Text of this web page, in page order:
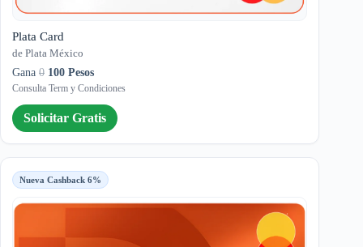
Plata Card
de Plata México
Gana 0 100 Pesos
Consulta Term y Condiciones
Solicitar Gratis
Nueva Cashback 6%